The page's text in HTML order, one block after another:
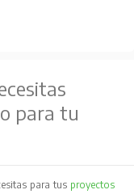
para tu
para tus proyectos